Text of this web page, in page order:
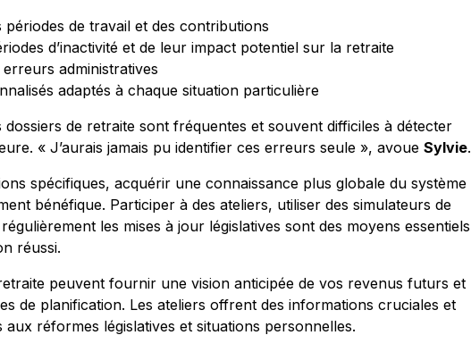
périodes de travail et des contributions
d’inactivité et de leur impact potentiel sur la retraite
administratives
adaptés à chaque situation particulière
dossiers de retraite sont fréquentes et souvent difficiles à détecter
« J’aurais jamais pu identifier ces erreurs seule », avoue Sylvie.
spécifiques, acquérir une connaissance plus globale du système
bénéfique. Participer à des ateliers, utiliser des simulateurs de
les mises à jour législatives sont des moyens essentiels
réussi.
peuvent fournir une vision anticipée de vos revenus futurs et
de planification. Les ateliers offrent des informations cruciales et
aux réformes législatives et situations personnelles.